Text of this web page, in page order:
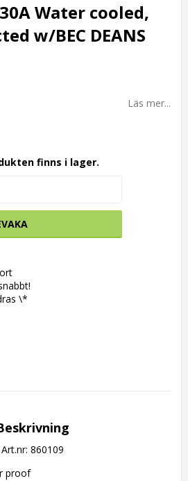
30A Water cooled,
w/BEC DEANS
Läs mer...
finns i lager.
\*
Art.nr: 860109
proof